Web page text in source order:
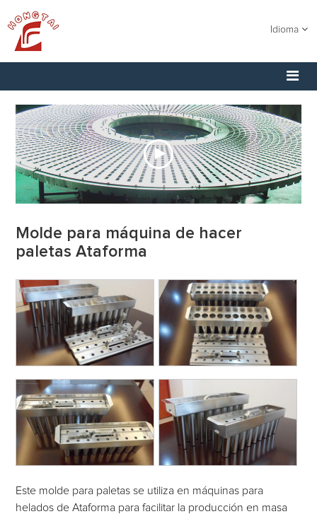
Idioma
Molde para máquina de hacer
paletas Ataforma
Este molde para paletas se utiliza en máquinas para
helados de Ataforma para facilitar la producción en masa